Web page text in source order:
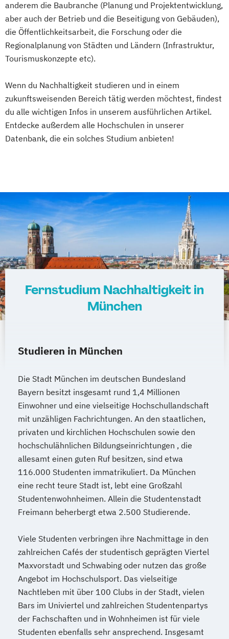
New Venture Management
Professional Software Engineering
Prozesssimulation in der
Verfahrenstechnik
Technikfolgen­abschätzung
Technische Betriebswirtschaft
Technische Informatik
Wasserstofftechnologien
Wirtschaftsinformatik
Wirtschaftsingenieurwesen Erneuerbare
Energien
Wirtschaftsingenieurwesen Produktion
Wirtschaftsingenieurwesen für Ingenieure
Wirtschaftsingenieurwesen für
Wirtschafts­ingenieur­wesen
Fahrzeugtechnik
Kunststofftechnik
Intelligenz
Wirtschafts­ingenieur­wesen Lebensmittel
Wirtschafts­ingenieur­wesen Logistik
Wirtschafts­ingenieur­wesen Mechatronik
Wirtschafts­ingenieur­wesen Medizintechnik
Wirtschafts­ingenieur­wesen
Verfahrenstechnik
Zukunftsmanagement
anderem die Baubranche (Planung und Projektentwicklung,
aber auch der Betrieb und die Beseitigung von Gebäuden),
die Öffentlichkeitsarbeit, die Forschung oder die
Regionalplanung von Städten und Ländern (Infrastruktur,
Tourismuskonzepte etc).
Wenn du Nachhaltigkeit studieren und in einem
zukunftsweisenden Bereich tätig werden möchtest, findest
du alle wichtigen Infos in unserem ausführlichen Artikel.
Entdecke außerdem alle Hochschulen in unserer
Datenbank, die ein solches Studium anbieten!
Fernstudium Nachhaltigkeit in
München
Studieren in München
Die Stadt München im deutschen Bundesland
Bayern besitzt insgesamt rund 1,4 Millionen
Einwohner und eine vielseitige Hochschullandschaft
mit unzähligen Fachrichtungen. An den staatlichen,
privaten und kirchlichen Hochschulen sowie den
hochschulähnlichen Bildungseinrichtungen , die
allesamt einen guten Ruf besitzen, sind etwa
116.000 Studenten immatrikuliert. Da München
eine recht teure Stadt ist, lebt eine Großzahl
Studentenwohnheimen. Allein die Studentenstadt
Freimann beherbergt etwa 2.500 Studierende.
Viele Studenten verbringen ihre Nachmittage in den
zahlreichen Cafés der studentisch geprägten Viertel
Maxvorstadt und Schwabing oder nutzen das große
Angebot im Hochschulsport. Das vielseitige
Nachtleben mit über 100 Clubs in der Stadt, vielen
Bars im Univiertel und zahlreichen Studentenpartys
der Fachschaften und in Wohnheimen ist für viele
Studenten ebenfalls sehr ansprechend. Insgesamt